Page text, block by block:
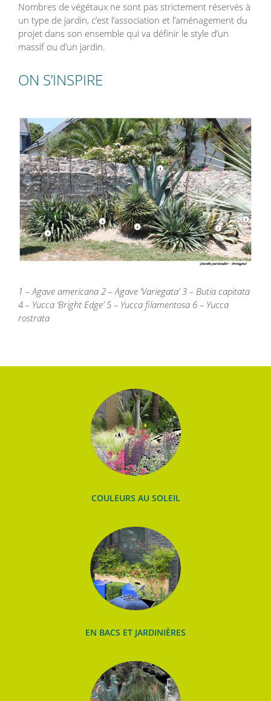
Nombres de végétaux ne sont pas strictement réservés à
un type de jardin, c’est l’association et l’aménagement du
projet dans son ensemble qui va définir le style d’un
massif ou d’un jardin.
ON S’INSPIRE
1 – Agave americana 2 – Agave ‘Variegata’ 3 – Butia capitata
4 – Yucca ‘Bright Edge’ 5 – Yucca filamentosa 6 – Yucca
rostrata
COULEURS AU SOLEIL
EN BACS ET JARDINIÈRES